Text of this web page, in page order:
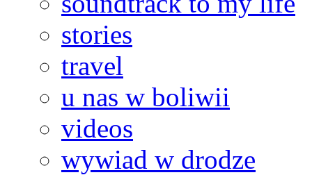
stories
travel
u nas w boliwii
videos
wywiad w drodze